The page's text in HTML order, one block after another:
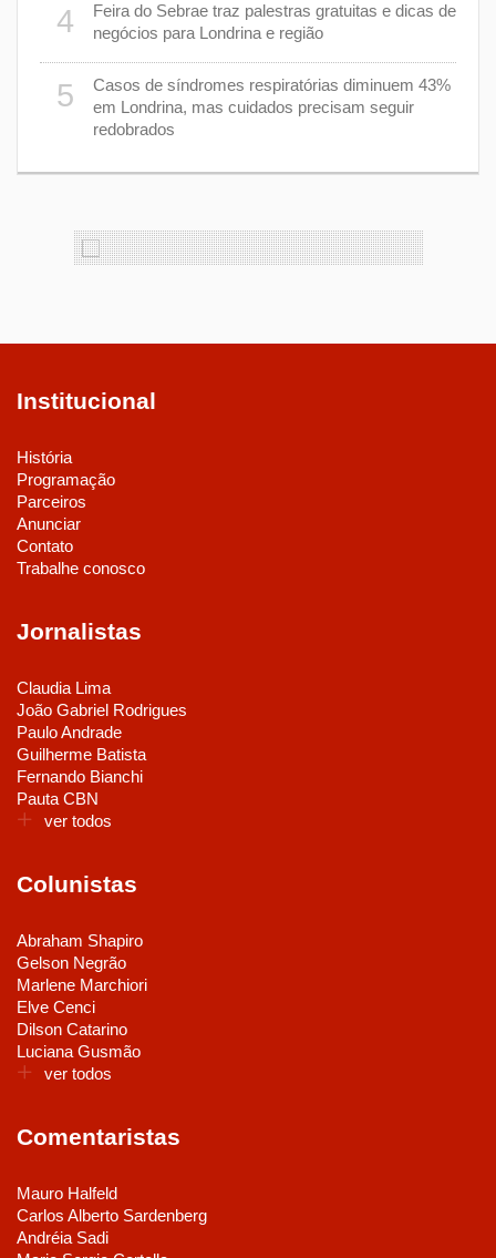
4
Feira do Sebrae traz palestras gratuitas e dicas de
negócios para Londrina e região
5
Casos de síndromes respiratórias diminuem 43%
em Londrina, mas cuidados precisam seguir
redobrados
Institucional
História
Programação
Parceiros
Anunciar
Contato
Trabalhe conosco
Jornalistas
Claudia Lima
João Gabriel Rodrigues
Paulo Andrade
Guilherme Batista
Fernando Bianchi
Pauta CBN
ver todos
Colunistas
Abraham Shapiro
Gelson Negrão
Marlene Marchiori
Elve Cenci
Dilson Catarino
Luciana Gusmão
ver todos
Comentaristas
Mauro Halfeld
Carlos Alberto Sardenberg
Andréia Sadi